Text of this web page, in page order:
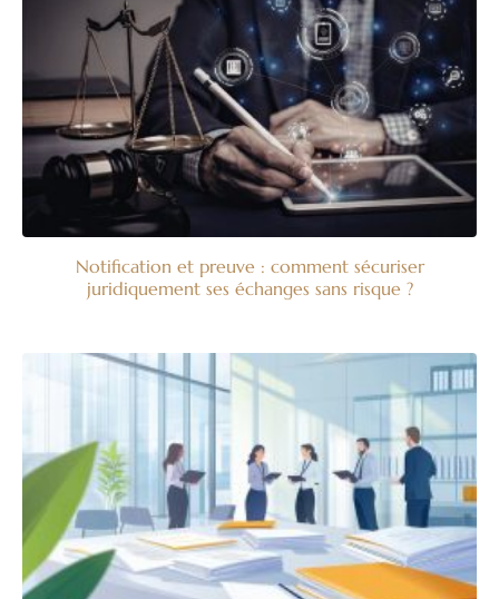
Notification et preuve : comment sécuriser
juridiquement ses échanges sans risque ?